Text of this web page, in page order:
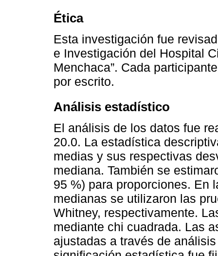
Ética
Esta investigación fue
e Investigación del Hospital
Menchaca”. Cada
por escrito.
Análisis estadístico
El análisis de los datos fue
20.0. La estadística
medias y sus respectivas
mediana. También se
95 %) para proporciones. En
medianas se utilizaron las
Whitney, respectivamente.
mediante chi cuadrada. Las
ajustadas a través de